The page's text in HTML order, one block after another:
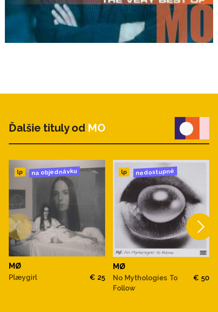
Ďalšie tituly od MO
lp na objednávku
MØ
Plæygirl € 25
lp nedostupné
MØ
No Mythologies To
Follow
€ 50